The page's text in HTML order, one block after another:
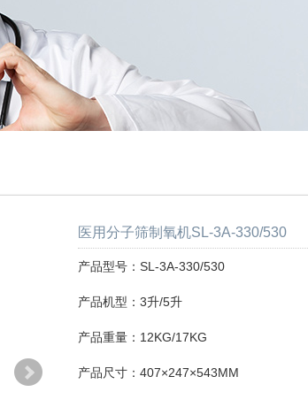
医用分子筛制氧机SL-3A-330/530
产品型号：SL-3A-330/530
产品机型：3升/5升
产品重量：12KG/17KG
产品尺寸：407×247×543MM